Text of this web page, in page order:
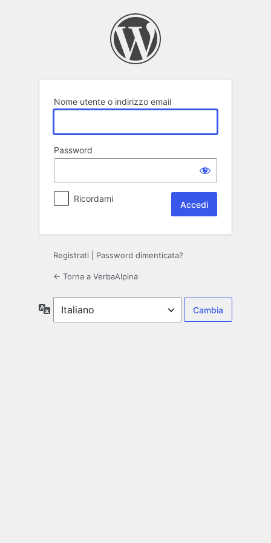
Nome utente o indirizzo email
Password
Ricordami
Registrati Password dimenticata?
← Torna a VerbaAlpina
Lingua